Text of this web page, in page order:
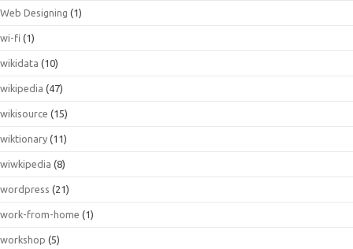
Web Designing (1)
wi-fi (1)
wikidata (10)
wikipedia (47)
wikisource (15)
wiktionary (11)
wiwkipedia (8)
wordpress (21)
work-from-home (1)
workshop (5)